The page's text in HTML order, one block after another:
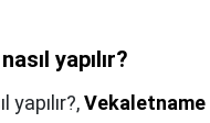
yapılır?
Vekaletname